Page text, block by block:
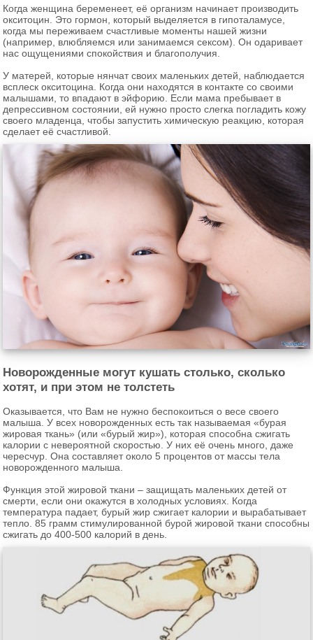
Когда женщина беременеет, её организм начинает производить
окситоцин. Это гормон, который выделяется в гипоталамусе,
когда мы переживаем счастливые моменты нашей жизни
(например, влюбляемся или занимаемся сексом). Он одаривает
нас ощущениями спокойствия и благополучия.
У матерей, которые нянчат своих маленьких детей, наблюдается
всплеск окситоцина. Когда они находятся в контакте со своими
малышами, то впадают в эйфорию. Если мама пребывает в
депрессивном состоянии, ей нужно просто слегка погладить кожу
своего младенца, чтобы запустить химическую реакцию, которая
сделает её счастливой.
Новорожденные могут кушать столько, сколько
хотят, и при этом не толстеть
Оказывается, что Вам не нужно беспокоиться о весе своего
малыша. У всех новорожденных есть так называемая «бурая
жировая ткань» (или «бурый жир»), которая способна сжигать
калории с невероятной скоростью. У них её очень много, даже
чересчур. Она составляет около 5 процентов от массы тела
новорожденного малыша.
Функция этой жировой ткани – защищать маленьких детей от
смерти, если они окажутся в холодных условиях. Когда
температура падает, бурый жир сжигает калории и вырабатывает
тепло. 85 грамм стимулированной бурой жировой ткани способны
сжигать до 400-500 калорий в день.